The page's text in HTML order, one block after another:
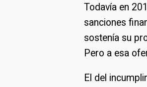
Todavía en
sanciones
sostenía su
Pero a esa
El del